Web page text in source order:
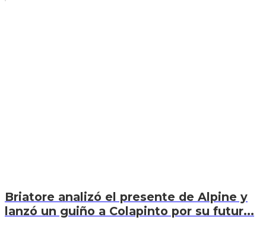
Briatore analizó el presente de Alpine y
lanzó un guiño a Colapinto por su futur...